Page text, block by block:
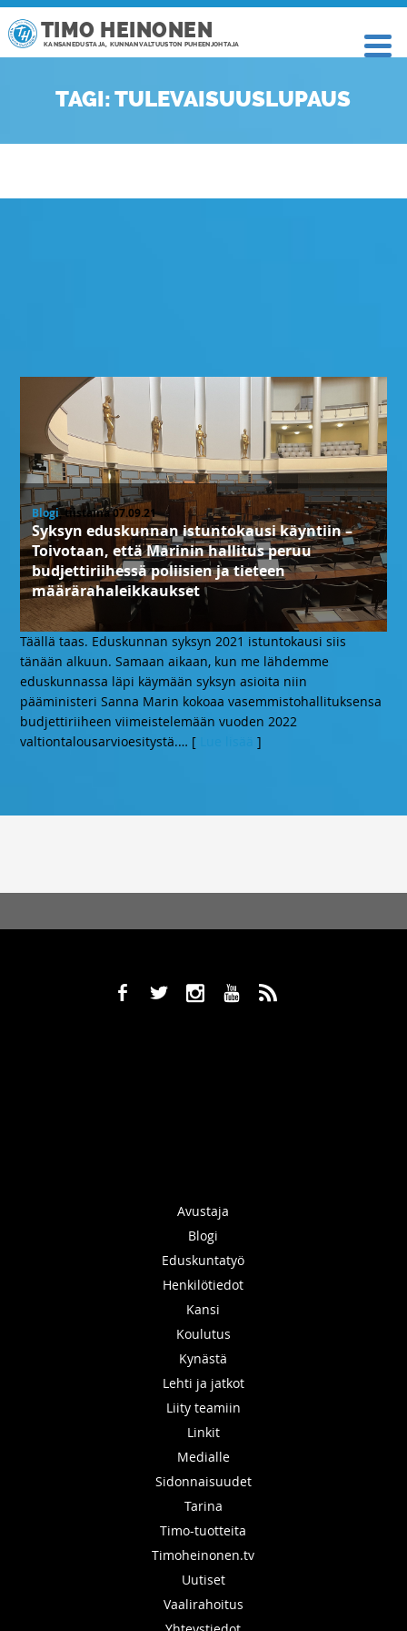
TIMO HEINONEN
KANSANEDUSTAJA, KUNNANVALTUUSTON PUHEENJOHTAJA
TAGI: TULEVAISUUSLUPAUS
Blogi, tiistaina 07.09.21
Syksyn eduskunnan istuntokausi käyntiin –
Toivotaan, että Marinin hallitus peruu
budjettiriihessä poliisien ja tieteen
määrärahaleikkaukset
Täällä taas. Eduskunnan syksyn 2021 istuntokausi siis
tänään alkuun. Samaan aikaan, kun me lähdemme
eduskunnassa läpi käymään syksyn asioita niin
pääministeri Sanna Marin kokoaa vasemmistohallituksensa
budjettiriiheen viimeistelemään vuoden 2022
valtiontalousarvioesitystä.… [ ]
b a x r ,
Avustaja
Blogi
Eduskuntatyö
Henkilötiedot
Kansi
Koulutus
Kynästä
Lehti ja jatkot
Liity teamiin
Linkit
Medialle
Sidonnaisuudet
Tarina
Timo-tuotteita
Timoheinonen.tv
Uutiset
Vaalirahoitus